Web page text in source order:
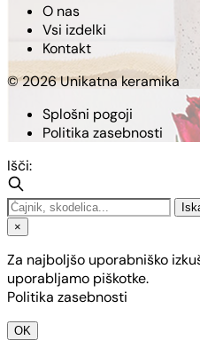
O nas
Vsi izdelki
Kontakt
© 2026 Unikatna keramika
Splošni pogoji
Politika zasebnosti
Išči:
×
Za najboljšo uporabniško
uporabljamo piškotke.
Politika zasebnosti
OK